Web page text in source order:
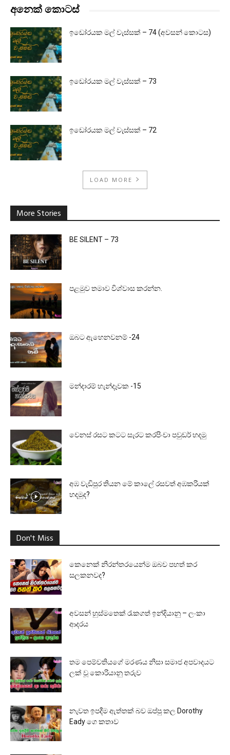
අනෙක් කොටස්
ඉඩෝරයක මල් වැස්සක් – 74 (අවසන් කොටස)
ඉඩෝරයක මල් වැස්සක් – 73
ඉඩෝරයක මල් වැස්සක් – 72
LOAD MORE
More Stories
BE SILENT – 73
පළමුව තමාව විශ්වාස කරන්න.
ඔබට ඇහෙනවනම් -24
මන්දාරම් හැන්දෑවක -15
වෙනස් රසට කටට සැරට කරපිංචා පවුඩර් හදමු
අඹ වැඩිපුර තියන මේ කාලේ රසවත් අඹකරියක්
හදමුද?
Don't Miss
කෙනෙක් නිරන්තරයෙන්ම ඔබව පහත් කර
සලකනවද?
අවසන් හුස්මතෙක් රැකගත් ඉන්දියානු – ලංකා
ආදරය
තම පෙම්වතියගේ මරණය නිසා සමාජ අපවාදයට
ලක් වූ කොරියානු තරුව
නැවත ඉපදීම ඇත්තක් බව ඔප්පු කල Dorothy
Eady ගෙ කතාව